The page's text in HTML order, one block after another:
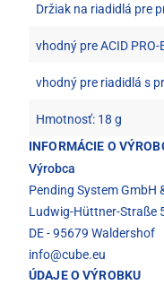
Držiak na riadidlá pre
vhodný pre ACID PRO-
vhodný pre riadidlá s
Hmotnosť: 18 g
INFORMÁCIE O
Výrobca
Pending System GmbH
Ludwig-Hüttner-Straße
DE - 95679 Waldershof
info@cube.eu
ÚDAJE O VÝROBKU